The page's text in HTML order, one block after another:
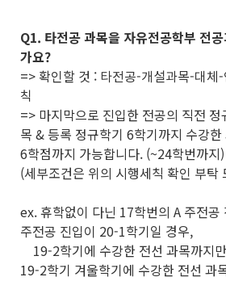
Q1. 타전공 과목을 자유전공학부 전
가요?
=> 확인할 것 : 타전공-개설과목-대체-
칙
=> 마지막으로 진입한 전공의 직전
목 & 등록 정규학기 6학기까지 수강
6학점까지 가능합니다. (~24학번까지)
(세부조건은 위의 시행세칙 확인 부탁
ex. 휴학없이 다닌 17학번의 A 주전
주전공 진입이 20-1학기일 경우,
19-2학기에 수강한 전선 과목까지
19-2학기 겨울학기에 수강한 전선 과